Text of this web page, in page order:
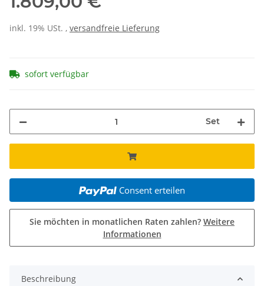
inkl. 19% USt. , versandfreie Lieferung
sofort verfügbar
Set
Consent erteilen
Sie möchten in monatlichen Raten zahlen? Weitere
Informationen
Beschreibung